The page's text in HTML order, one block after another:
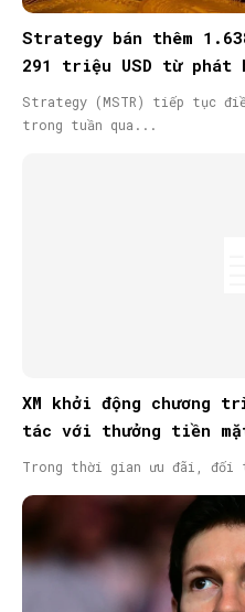
Strategy bán thêm
291 triệu USD từ phát
Strategy (MSTR) tiếp tục
trong tuần qua...
XM khởi động chương
tác với thưởng tiền
Trong thời gian ưu đãi, đối